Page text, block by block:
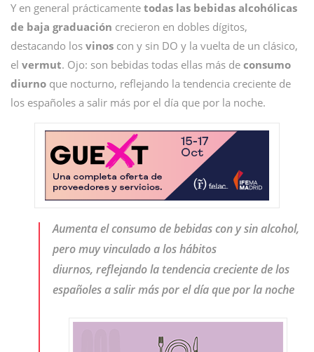
Y en general prácticamente todas las bebidas alcohólicas
de baja graduación crecieron en dobles dígitos,
destacando los vinos con y sin DO y la vuelta de un clásico,
el vermut. Ojo: son bebidas todas ellas más de consumo
diurno que nocturno, reflejando la tendencia creciente de
los españoles a salir más por el día que por la noche.
Aumenta el consumo de bebidas con y sin alcohol,
pero muy vinculado a los hábitos
diurnos, reflejando la tendencia creciente de los
españoles a salir más por el día que por la noche